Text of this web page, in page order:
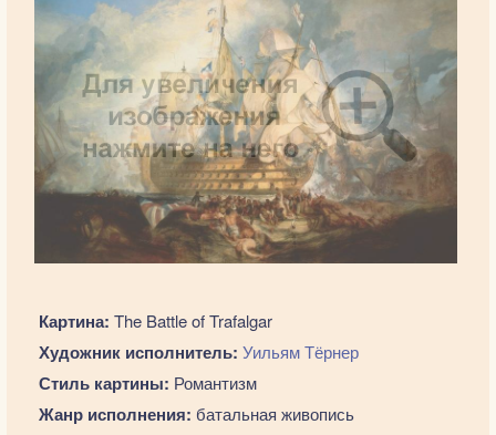
Картина: The Battle of Trafalgar
Художник исполнитель: Уильям Тёрнер
Стиль картины: Романтизм
Жанр исполнения: батальная живопись